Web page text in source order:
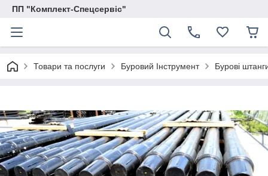
ПП "Комплект-Спецсервіс"
Товари та послуги Буровий Інструмент Бурові